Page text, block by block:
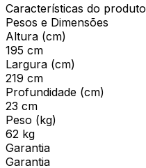
Características do produto
Pesos e Dimensões
Altura (cm)
195 cm
Largura (cm)
219 cm
Profundidade (cm)
23 cm
Peso (kg)
62 kg
Garantia
Garantia